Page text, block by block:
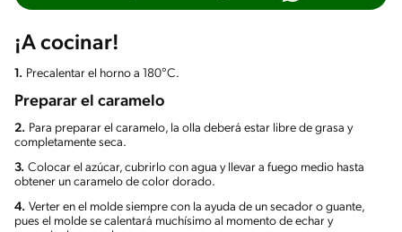
¡A cocinar!
1. Precalentar el horno a 180°C.
Preparar el caramelo
2. Para preparar el caramelo, la olla deberá estar libre de grasa y
completamente seca.
3. Colocar el azúcar, cubrirlo con agua y llevar a fuego medio hasta
obtener un caramelo de color dorado.
4. Verter en el molde siempre con la ayuda de un secador o guante,
pues el molde se calentará muchísimo al momento de echar y